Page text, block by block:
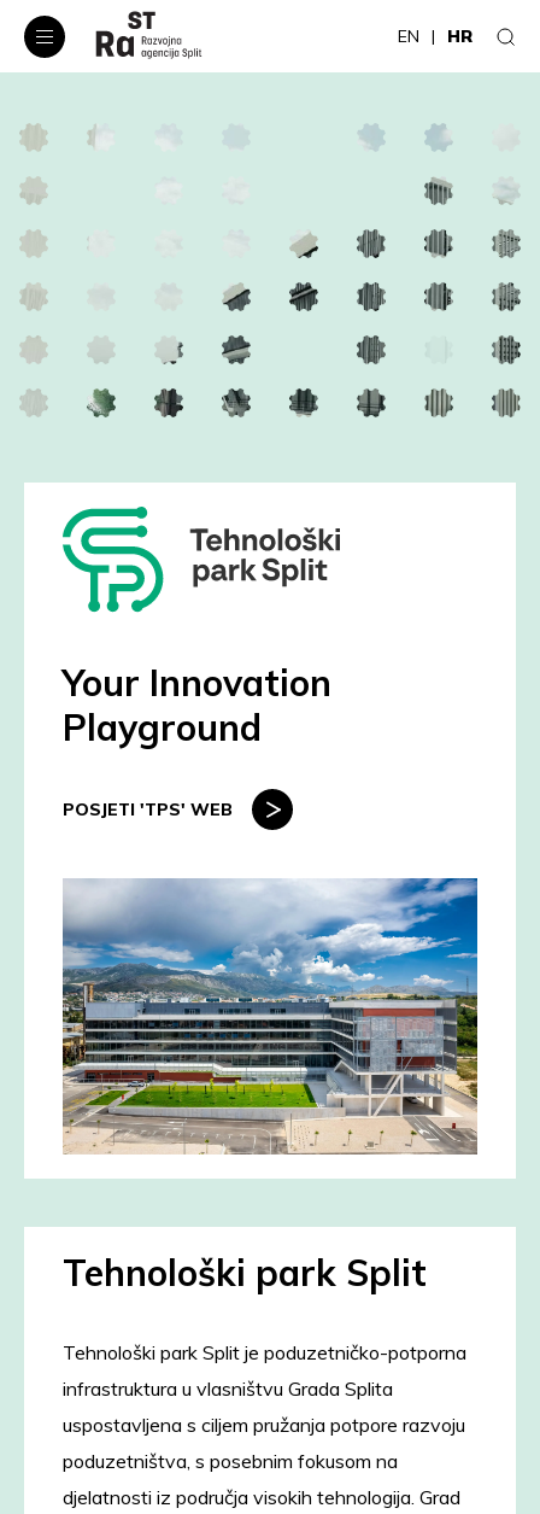
EN HR
Your Innovation
Playground
POSJETI 'TPS' WEB
Tehnološki park Split
Tehnološki park Split je poduzetničko-potporna
infrastruktura u vlasništvu Grada Splita
uspostavljena s ciljem pružanja potpore razvoju
poduzetništva, s posebnim fokusom na
djelatnosti iz područja visokih tehnologija. Grad